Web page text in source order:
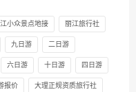
江小众景点地接 丽江旅行社
九日游 二日游
六日游 十日游 四日游
报价 大理正规资质旅行社